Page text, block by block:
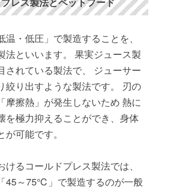
・低圧」で製造することを、
法といいます。 果実ジュース製
されている製法で、 ジューサー
絞り出すような製法です。 刃の
摩擦熱」が発生しないため 熱に
を極力抑えることができ、身体
可能です。
るコールドプレス製法では、
45～75℃」で製造するのが一般